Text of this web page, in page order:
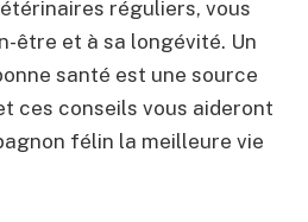
réguliers, vous
être et à sa longévité. Un
santé est une source
ces conseils vous aideront
félin la meilleure vie